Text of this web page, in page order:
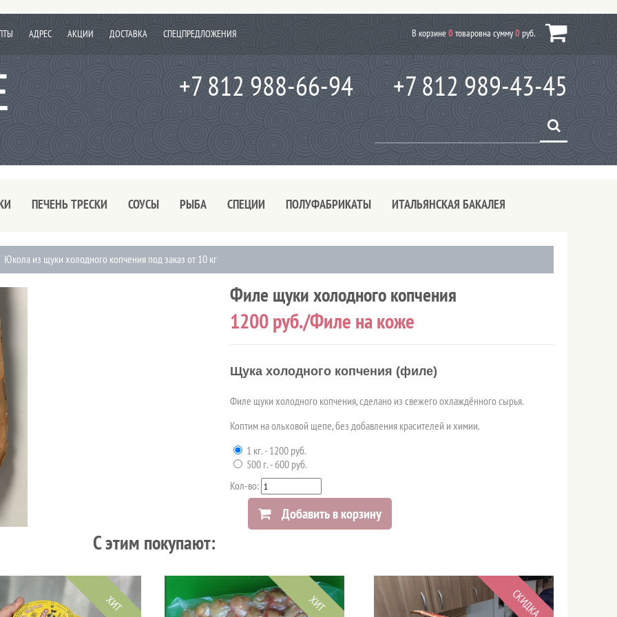
АДРЕС АКЦИИ ДОСТАВКА СПЕЦПРЕДЛОЖЕНИЯ В корзине0товаровна сумму0руб.
+7 812 988-66-94 +7 812 989-43-45
ПЕЧЕНЬ ТРЕСКИ СОУСЫ РЫБА СПЕЦИИ ПОЛУФАБРИКАТЫ ИТАЛЬЯНСКАЯ БАКАЛЕЯ
Юкола из щуки холодного копчения под заказ от 10 кг
Филе щуки холодного копчения
1200руб./Филе на коже
Щука холодного копчения (филе)
Филе щуки холодного копчения, сделано из свежего охлаждённого сырья.
Коптим на ольховой щепе, без добавления красителей и химии.
1 кг. - 1200 руб.
500 г. - 600 руб.
Кол-во:
Добавить в корзину
C этим покупают:
ХИТ ХИТ СКИДКА